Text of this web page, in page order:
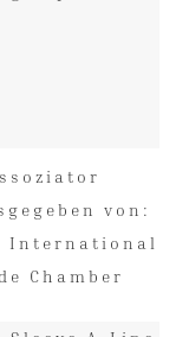
von:
International
Chamber